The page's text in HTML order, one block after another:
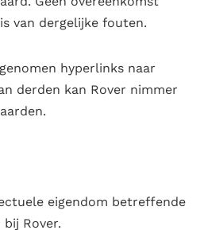
van dergelijke fouten.
hyperlinks naar
derden kan Rover nimmer
eigendom betreffende
Rover.